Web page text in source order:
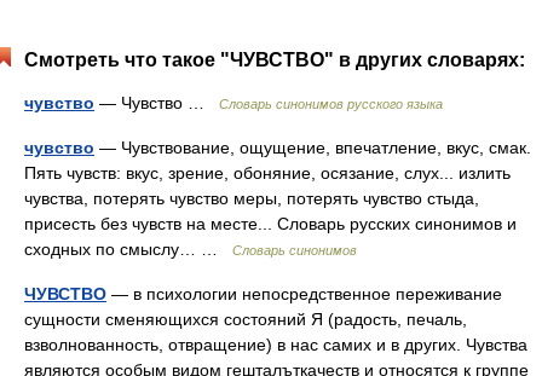
Смотреть что такое "ЧУВСТВО" в других словарях:
чувство — Чувство … Словарь синонимов русского языка
чувство — Чувствование, ощущение, впечатление, вкус, смак.
Пять чувств: вкус, зрение, обоняние, осязание, слух... излить
чувства, потерять чувство меры, потерять чувство стыда,
присесть без чувств на месте... Словарь русских синонимов и
сходных по смыслу… …
Словарь синонимов
ЧУВСТВО — в психологии непосредственное переживание
сущности сменяющихся состояний Я (радость, печаль,
взволнованность, отвращение) в нас самих и в других. Чувства
являются особым видом гешталъткачеств и относятся к группе